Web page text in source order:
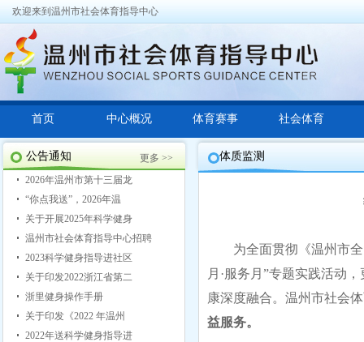
欢迎来到温州市社会体育指导中心
首页 中心概况 体育赛事 社会体育
公告通知
更多 >>
2026年温州市第十三届龙
“你点我送”，2026年温
关于开展2025年科学健身
温州市社会体育指导中心招聘
2023科学健身指导进社区
关于印发2022浙江省第二
浙里健身操作手册
关于印发《2022 年温州
2022年送科学健身指导进
体质监测
为全面贯彻《温州市全
月·服务月”专题实践活动
康深度融合。温州市社会
益服务。